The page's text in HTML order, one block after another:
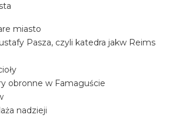
miasto
Pasza, czyli katedra jakw Reims
obronne w Famaguście
nadzieji